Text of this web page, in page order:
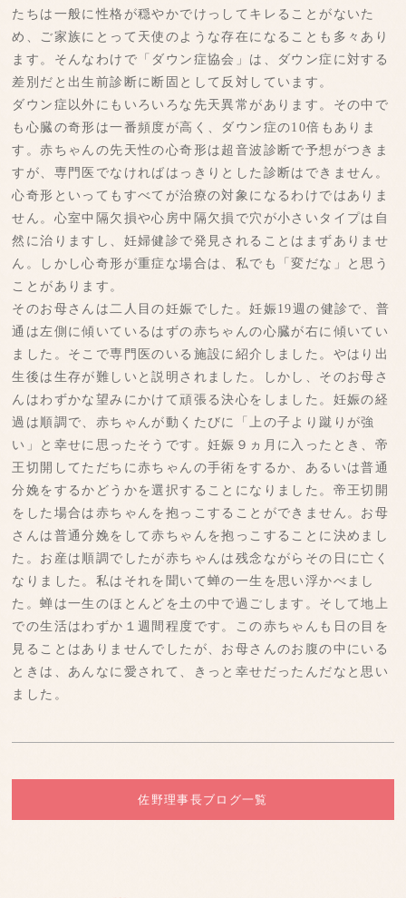
たちは一般に性格が穏やかでけっしてキレることがないた
め、ご家族にとって天使のような存在になることも多々あり
ます。そんなわけで「ダウン症協会」は、ダウン症に対する
差別だと出生前診断に断固として反対しています。
ダウン症以外にもいろいろな先天異常があります。その中で
も心臓の奇形は一番頻度が高く、ダウン症の10倍もありま
す。赤ちゃんの先天性の心奇形は超音波診断で予想がつきま
すが、専門医でなければはっきりとした診断はできません。
心奇形といってもすべてが治療の対象になるわけではありま
せん。心室中隔欠損や心房中隔欠損で穴が小さいタイプは自
然に治りますし、妊婦健診で発見されることはまずありませ
ん。しかし心奇形が重症な場合は、私でも「変だな」と思う
ことがあります。
そのお母さんは二人目の妊娠でした。妊娠19週の健診で、普
通は左側に傾いているはずの赤ちゃんの心臓が右に傾いてい
ました。そこで専門医のいる施設に紹介しました。やはり出
生後は生存が難しいと説明されました。しかし、そのお母さ
んはわずかな望みにかけて頑張る決心をしました。妊娠の経
過は順調で、赤ちゃんが動くたびに「上の子より蹴りが強
い」と幸せに思ったそうです。妊娠９ヵ月に入ったとき、帝
王切開してただちに赤ちゃんの手術をするか、あるいは普通
分娩をするかどうかを選択することになりました。帝王切開
をした場合は赤ちゃんを抱っこすることができません。お母
さんは普通分娩をして赤ちゃんを抱っこすることに決めまし
た。お産は順調でしたが赤ちゃんは残念ながらその日に亡く
なりました。私はそれを聞いて蝉の一生を思い浮かべまし
た。蝉は一生のほとんどを土の中で過ごします。そして地上
での生活はわずか１週間程度です。この赤ちゃんも日の目を
見ることはありませんでしたが、お母さんのお腹の中にいる
ときは、あんなに愛されて、きっと幸せだったんだなと思い
ました。
佐野理事長ブログ一覧